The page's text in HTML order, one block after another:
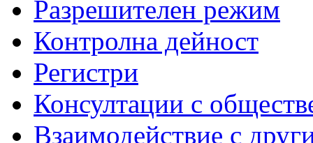
Разрешителен режим
Контролна дейност
Регистри
Консултации с
Взаимодействие с